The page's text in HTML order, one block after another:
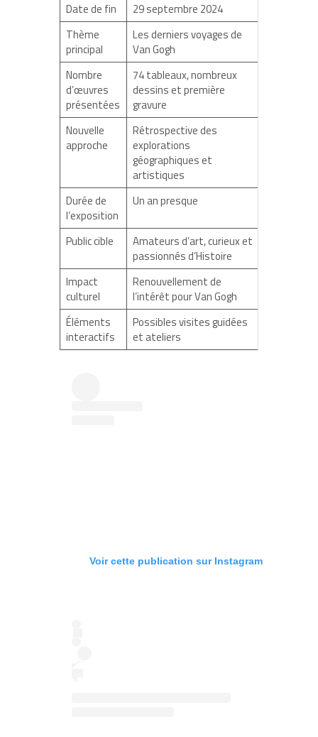
Date de fin
29 septembre 2024
Thème
principal
Les derniers voyages de
Van Gogh
Nombre
d’œuvres
présentées
74 tableaux, nombreux
dessins et première
gravure
Nouvelle
approche
Rétrospective des
explorations
géographiques et
artistiques
Durée de
l’exposition
Un an presque
Public cible
Amateurs d’art, curieux et
passionnés d’Histoire
Impact
culturel
Renouvellement de
l’intérêt pour Van Gogh
Éléments
interactifs
Possibles visites guidées
et ateliers
Voir cette publication sur Instagram